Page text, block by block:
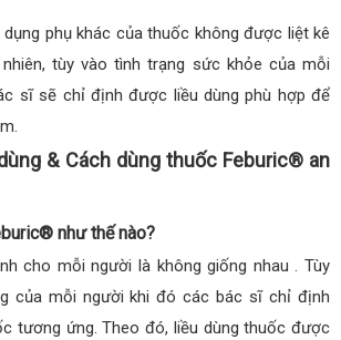
phụ khác của thuốc không được liệt kê
tùy vào tình trạng sức khỏe của mỗi
sĩ sẽ chỉ định được liều dùng phù hợp để
& Cách dùng thuốc Feburic® an
như thế nào?
cho mỗi người là không giống nhau . Tùy
của mỗi người khi đó các bác sĩ chỉ định
tương ứng. Theo đó, liều dùng thuốc được